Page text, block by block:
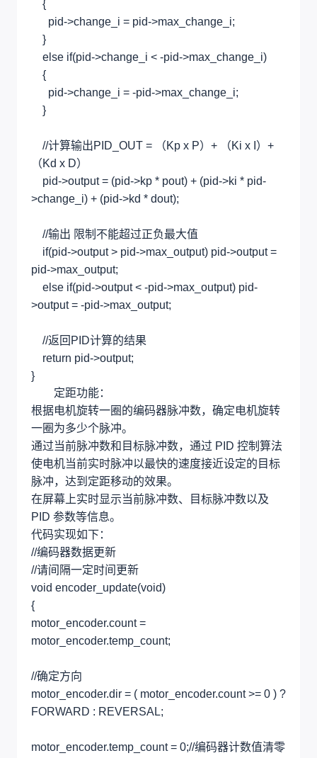
{
pid->change_i = pid->max_change_i;
}
else if(pid->change_i < -pid->max_change_i)
{
pid->change_i = -pid->max_change_i;
}
//计算输出PID_OUT = （Kp x P）+ （Ki x I）+
（Kd x D）
pid->output = (pid->kp * pout) + (pid->ki * pid-
>change_i) + (pid->kd * dout);
//输出 限制不能超过正负最大值
if(pid->output > pid->max_output) pid->output =
pid->max_output;
else if(pid->output < -pid->max_output) pid-
>output = -pid->max_output;
//返回PID计算的结果
return pid->output;
}
定距功能：
根据电机旋转一圈的编码器脉冲数，确定电机旋转
一圈为多少个脉冲。
通过当前脉冲数和目标脉冲数，通过 PID 控制算法
使电机当前实时脉冲以最快的速度接近设定的目标
脉冲，达到定距移动的效果。
在屏幕上实时显示当前脉冲数、目标脉冲数以及
PID 参数等信息。
代码实现如下：
//编码器数据更新
//请间隔一定时间更新
void encoder_update(void)
{
motor_encoder.count =
motor_encoder.temp_count;
//确定方向
motor_encoder.dir = ( motor_encoder.count >= 0 ) ?
FORWARD : REVERSAL;
motor_encoder.temp_count = 0;//编码器计数值清零